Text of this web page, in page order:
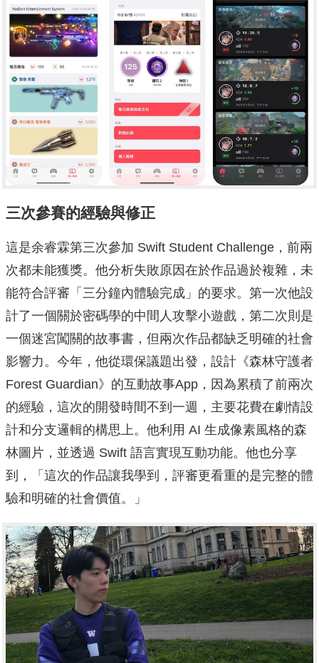
三次參賽的經驗與修正
這是余睿霖第三次參加 Swift Student Challenge，前兩
次都未能獲獎。他分析失敗原因在於作品過於複雜，未
能符合評審「三分鐘內體驗完成」的要求。第一次他設
計了一個關於密碼學的中間人攻擊小遊戲，第二次則是
一個迷宮闖關的故事書，但兩次作品都缺乏明確的社會
影響力。今年，他從環保議題出發，設計《森林守護者
Forest Guardian》的互動故事App，因為累積了前兩次
的經驗，這次的開發時間不到一週，主要花費在劇情設
計和分支邏輯的構思上。他利用 AI 生成像素風格的森
林圖片，並透過 Swift 語言實現互動功能。他也分享
到，「這次的作品讓我學到，評審更看重的是完整的體
驗和明確的社會價值。」